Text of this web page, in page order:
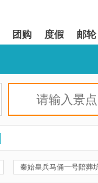
团购 度假 邮轮
秦始皇兵马俑一号陪葬